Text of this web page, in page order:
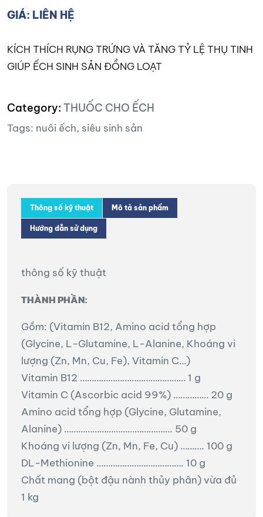
GIÁ: LIÊN HỆ
KÍCH THÍCH RỤNG TRỨNG VÀ TĂNG TỶ LỆ THỤ TINH
GIÚP ẾCH SINH SẢN ĐỒNG LOẠT
Category: THUỐC CHO ẾCH
Tags: nuôi ếch, siêu sinh sản
Thông số kỹ thuật Mô tả sản phẩm
Hướng dẫn sử dụng
thông số kỹ thuật
THÀNH PHẦN:
Gồm: (Vitamin B12, Amino acid tổng hợp
(Glycine, L-Glutamine, L-Alanine, Khoáng vi
lượng (Zn, Mn, Cu, Fe), Vitamin C…)
Vitamin B12 ……………………………………… 1 g
Vitamin C (Ascorbic acid 99%) …………… 20 g
Amino acid tổng hợp (Glycine, Glutamine,
Alanine) ………………………………………. 50 g
Khoáng vi lượng (Zn, Mn, Fe, Cu) ………. 100 g
DL-Methionine ………………………………. 10 g
Chất mang (bột đậu nành thủy phân) vừa đủ
1 kg